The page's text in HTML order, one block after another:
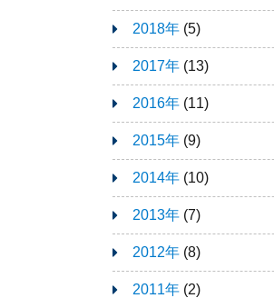
2018年 (5)
2017年 (13)
2016年 (11)
2015年 (9)
2014年 (10)
2013年 (7)
2012年 (8)
2011年 (2)